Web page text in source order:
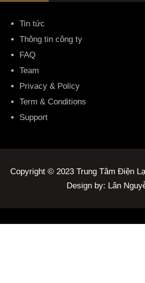
Tin tức
Thông tin công ty
FAQ
Team
Privacy & Policy
Term & Conditions
Support
Copyright © 2023 Trung Tâm Điện
Design by: Lân